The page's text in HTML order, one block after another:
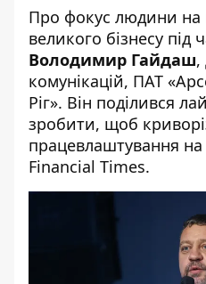
Про фокус людини на
великого бізнесу під
Володимир Гайдаш,
комунікацій, ПАТ
Ріг». Він поділився
зробити, щоб
працевлаштування
Financial Times.